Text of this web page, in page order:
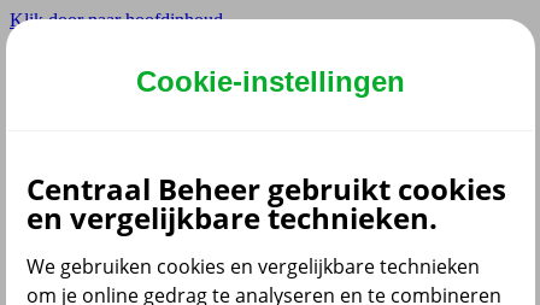
Klik door naar hoofdinhoud
Hoofdmenu navigatie
Adviseur
Partner
Cookie-instellingen
Centraal Beheer gebruikt cookies
en vergelijkbare technieken.
We gebruiken cookies en vergelijkbare technieken
om je online gedrag te analyseren en te combineren